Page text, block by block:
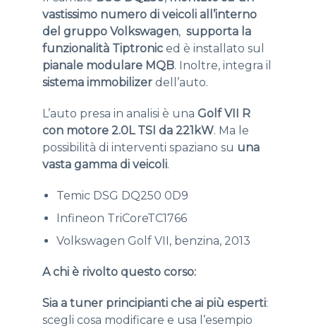
vastissimo numero di veicoli all’interno
del gruppo Volkswagen, supporta la
funzionalità Tiptronic ed è installato sul
pianale modulare MQB. Inoltre, integra il
sistema immobilizer dell’auto.
L’auto presa in analisi è una Golf VII R
con motore 2.0L TSI da 221kW. Ma le
possibilità di interventi spaziano su una
vasta gamma di veicoli.
Temic DSG DQ250 0D9
Infineon TriCoreTC1766
Volkswagen Golf VII, benzina, 2013
A chi è rivolto questo corso:
Sia a tuner principianti che ai più esperti:
scegli cosa modificare e usa l’esempio